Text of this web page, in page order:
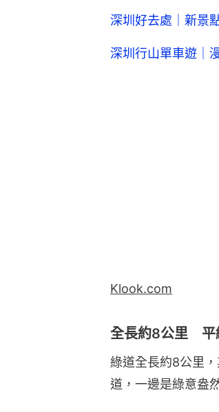
深圳好去處｜新景
深圳行山單車遊｜
Klook.com
全長約8公里 平
綠道全長約8公里
道，一邊是綠意盎